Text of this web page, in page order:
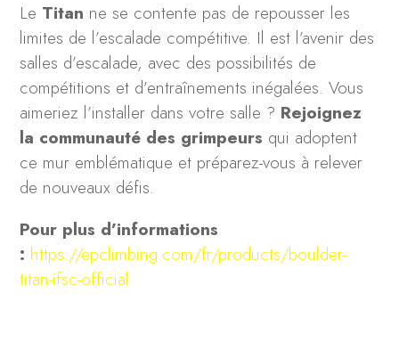
Le Titan ne se contente pas de repousser les
limites de l’escalade compétitive. Il est l’avenir des
salles d’escalade, avec des possibilités de
compétitions et d’entraînements inégalées. Vous
aimeriez l’installer dans votre salle ? Rejoignez
la communauté des grimpeurs qui adoptent
ce mur emblématique et préparez-vous à relever
de nouveaux défis.
Pour plus d’informations
: https://epclimbing.com/fr/products/boulder-
titan-ifsc-official